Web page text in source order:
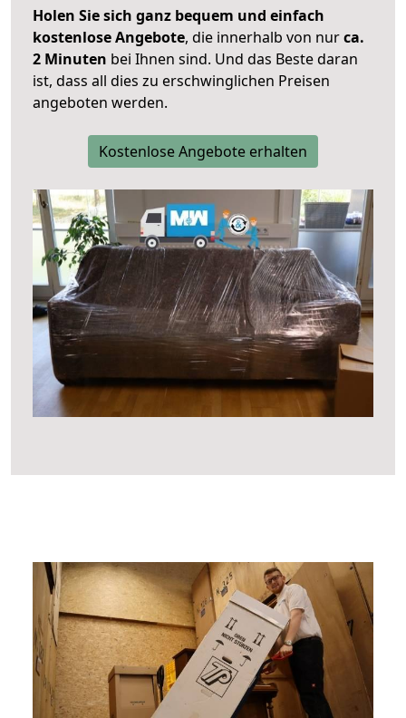
Holen Sie sich ganz bequem und einfach
kostenlose Angebote, die innerhalb von nurca.
2 Minuten bei Ihnen sind. Und das Beste daran
ist, dass all dies zu erschwinglichen Preisen
angeboten werden.
Kostenlose Angebote erhalten